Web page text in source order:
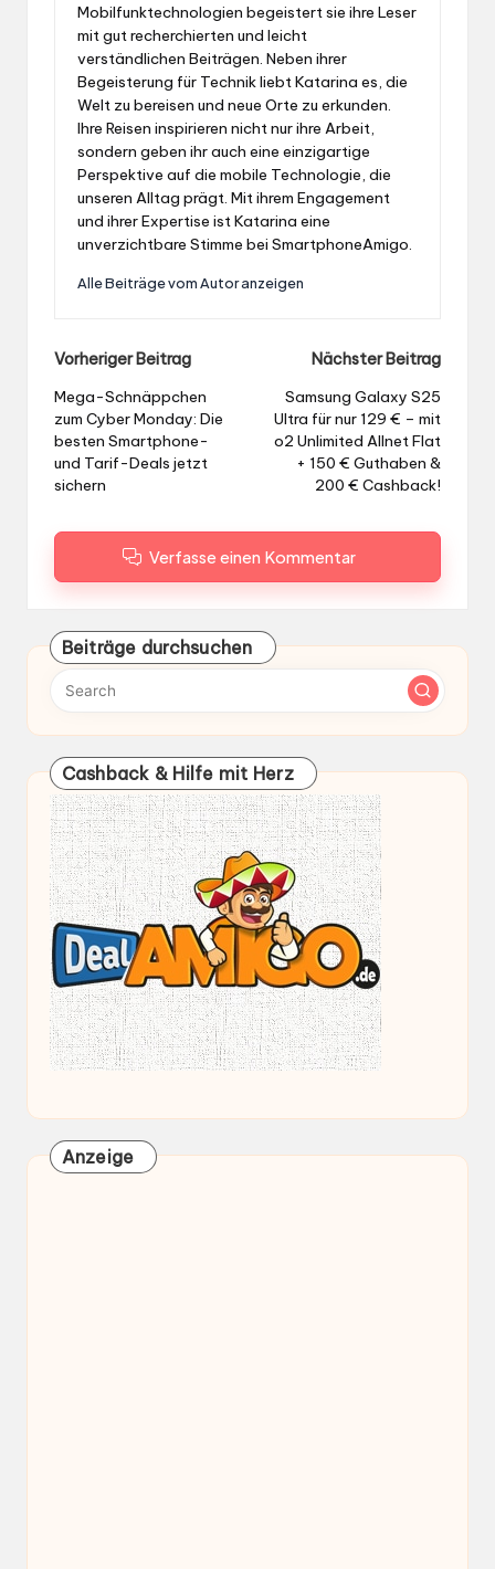
Mobilfunktechnologien begeistert sie ihre Leser
mit gut recherchierten und leicht
verständlichen Beiträgen. Neben ihrer
Begeisterung für Technik liebt Katarina es, die
Welt zu bereisen und neue Orte zu erkunden.
Ihre Reisen inspirieren nicht nur ihre Arbeit,
sondern geben ihr auch eine einzigartige
Perspektive auf die mobile Technologie, die
unseren Alltag prägt. Mit ihrem Engagement
und ihrer Expertise ist Katarina eine
unverzichtbare Stimme bei SmartphoneAmigo.
Alle Beiträge vom Autor anzeigen
Post
navigation
Vorheriger Beitrag
Mega-Schnäppchen
zum Cyber Monday: Die
besten Smartphone-
und Tarif-Deals jetzt
sichern
Nächster Beitrag
Samsung Galaxy S25
Ultra für nur 129 € – mit
o2 Unlimited Allnet Flat
+ 150 € Guthaben &
200 € Cashback!
Verfasse einen Kommentar
Beiträge durchsuchen
Cashback & Hilfe mit Herz
Anzeige